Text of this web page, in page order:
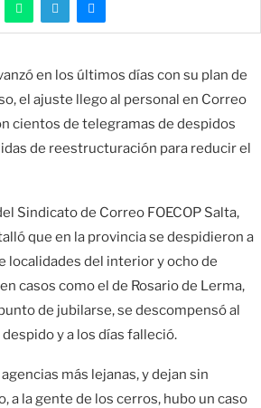
en los últimos días con su plan de
el ajuste llego al personal en Correo
cientos de telegramas de despidos
de reestructuración para reducir el
Sindicato de Correo FOECOP Salta,
que en la provincia se despidieron a
localidades del interior y ocho de
casos como el de Rosario de Lerma,
de jubilarse, se descompensó al
y a los días falleció.
más lejanas, y dejan sin
a la gente de los cerros, hubo un caso